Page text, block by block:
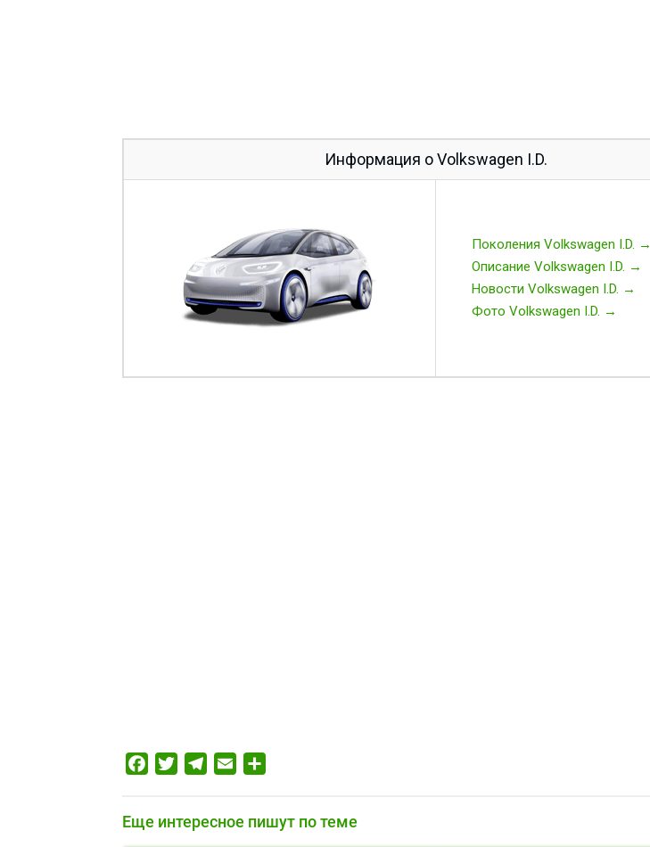
Информация о Volkswagen I.D.
Поколения Volkswagen I.D. →
Описание Volkswagen I.D. →
Новости Volkswagen I.D. →
Фото Volkswagen I.D. →
FacebookTwitterTelegram
Email
Еще интересное пишут по теме